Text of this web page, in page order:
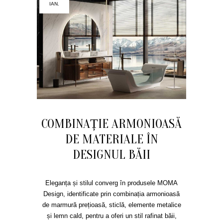
IAN.
COMBINAȚIE ARMONIOASĂ
DE MATERIALE ÎN
DESIGNUL BĂII
Eleganța și stilul converg în produsele MOMA
Design, identificate prin combinația armonioasă
de marmură prețioasă, sticlă, elemente metalice
și lemn cald, pentru a oferi un stil rafinat băii,